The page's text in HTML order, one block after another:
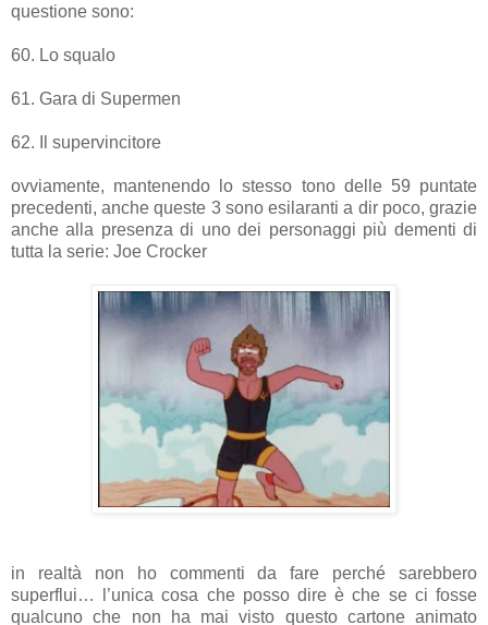
questione sono:
60. Lo squalo
61. Gara di Supermen
62. Il supervincitore
ovviamente, mantenendo lo stesso tono delle 59 puntate
precedenti, anche queste 3 sono esilaranti a dir poco, grazie
anche alla presenza di uno dei personaggi più dementi di
tutta la serie: Joe Crocker
in realtà non ho commenti da fare perché sarebbero
superflui… l’unica cosa che posso dire è che se ci fosse
qualcuno che non ha mai visto questo cartone animato